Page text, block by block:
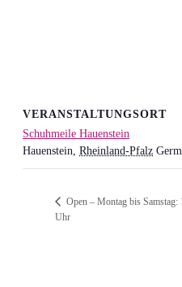
VERANSTALTUNGSORT
Schuhmeile Hauenstein
Hauenstein, Rheinland-Pfalz
Open – Montag bis Samstag:
Uhr